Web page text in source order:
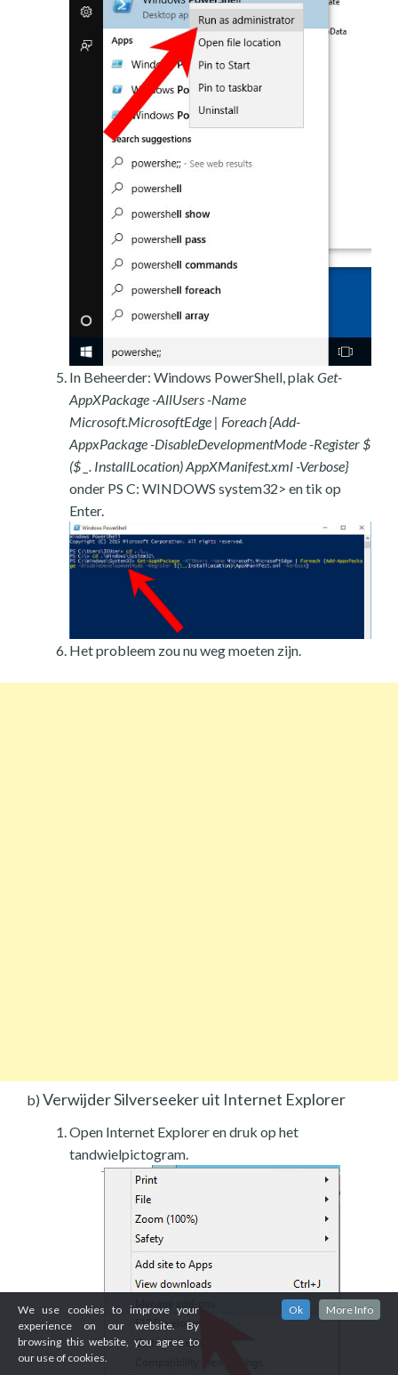
In Beheerder: Windows PowerShell, plak Get-
AppXPackage -AllUsers -Name
Microsoft.MicrosoftEdge | Foreach {Add-
AppxPackage -DisableDevelopmentMode -Register $
($ _. InstallLocation) AppXManifest.xml -Verbose}
onder PS C: WINDOWS system32> en tik op
Enter.
Het probleem zou nu weg moeten zijn.
b) Verwijder Silverseeker uit Internet Explorer
Open Internet Explorer en druk op het
tandwielpictogram.
We use cookies to improve your
experience on our website. By
browsing this website, you agree to
our use of cookies.
Ok More Info